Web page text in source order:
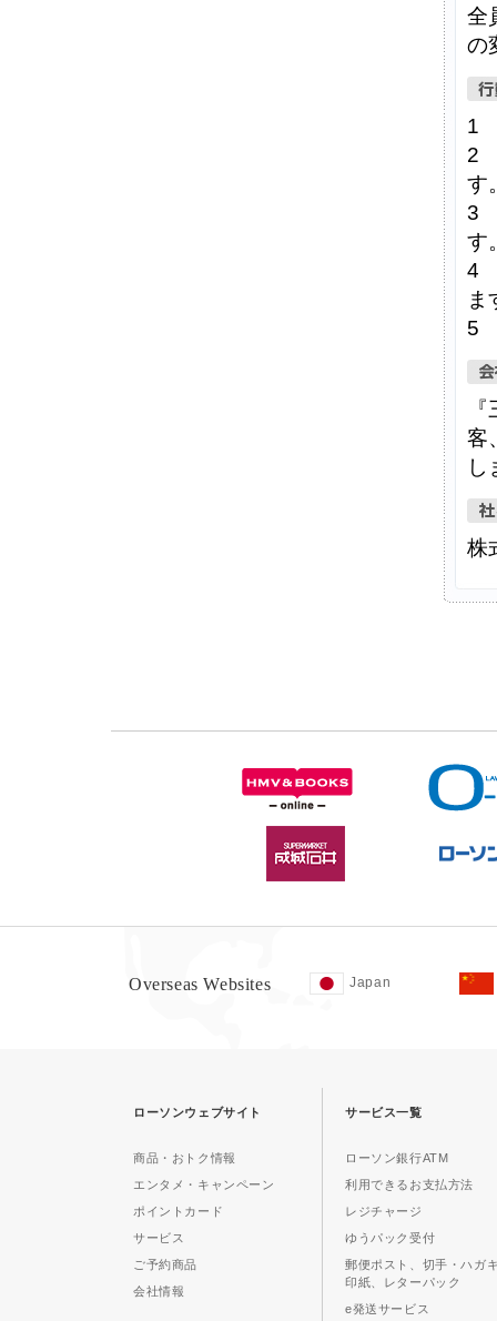
全
の
1
2
す
3
す
4
ま
5
客
し
株
Overseas Websites Japan
ローソンウェブサイト
商品・おトク情報
エンタメ・キャンペーン
ポイントカード
サービス
ご予約商品
会社情報
サービス一覧
ローソン銀行ATM
利用できるお支払方法
レジチャージ
ゆうパック受付
郵便ポスト、切手・ハガ
印紙、レターパック
e発送サービス